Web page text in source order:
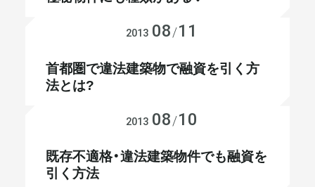
2013 08/11
首都圏で違法建築物で融資を引く方
法とは?
2013 08/10
既存不適格・違法建築物件でも融資を
引く方法